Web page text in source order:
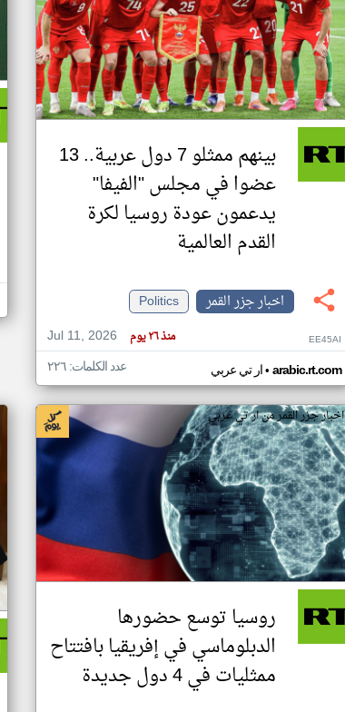
بينهم ممثلو 7 دول عربية.. 13
عضوا في مجلس "الفيفا"
يدعمون عودة روسيا لكرة
القدم العالمية
اخبار جزر القمر
Politics
Jul 11, 2026
منذ ٢٦ يوم EE45AI
ار تي عربي• arabic.rt.com عدد الكلمات: ٢٢٦
اخبار جزر القمر من ار تي عربي
روسيا توسع حضورها
الدبلوماسي في إفريقيا بافتتاح
ممثليات في 4 دول جديدة